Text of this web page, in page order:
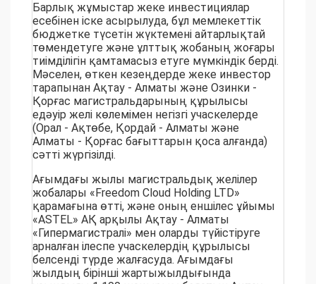
Барлық жұмыстар жеке инвестициялар
есебінен іске асырылуда, бұл мемлекеттік
бюджетке түсетін жүктемені айтарлықтай
төмендетуге және ұлттық жобаның жоғары
тиімділігін қамтамасыз етуге мүмкіндік берді.
Мәселен, өткен кезеңдерде жеке инвестор
тарапынан Ақтау - Алматы және Озинки -
Қорғас магистральдарының құрылысы
едәуір желі көлемімен негізгі учаскелерде
(Орал - Ақтөбе, Қордай - Алматы және
Алматы - Қорғас бағыттарын қоса алғанда)
сәтті жүргізілді.
Ағымдағы жылы магистральдық желілер
жобалары «Freedom Cloud Holding LTD»
қарамағына өтті, және оның еншілес ұйымы
«ASTEL» АҚ арқылы Ақтау - Алматы
«Гипермагистралі» мен оларды түйістіруге
арналған ілеспе учаскелердің құрылысы
белсенді түрде жалғасуда. Ағымдағы
жылдың бірінші жартыжылдығында